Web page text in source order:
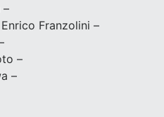
Franzolini –
–
–